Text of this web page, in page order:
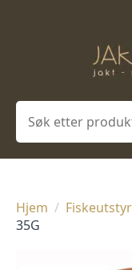
Søk
Hjem Fiskeutstyr
35G